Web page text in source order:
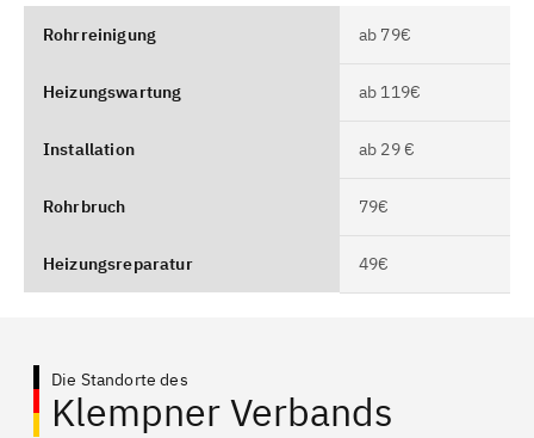
Rohrreinigung ab 79€
Heizungswartung ab 119€
Installation ab 29 €
Rohrbruch 79€
Heizungsreparatur 49€
Die Standorte des
Klempner Verbands